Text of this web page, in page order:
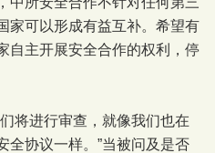
家可以形成有益互补。希望有
自主开展安全合作的权利，停
将进行审查，就像我们也在
全协议一样。”当被问及是否